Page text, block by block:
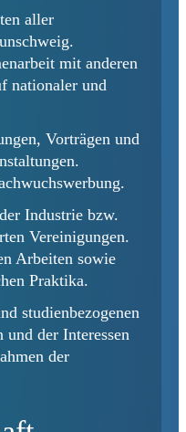
aller
mit anderen
nationaler und
Vorträgen und
Industrie bzw.
Vereinigungen.
Arbeiten sowie
Praktika.
studienbezogenen
und der Interessen
der